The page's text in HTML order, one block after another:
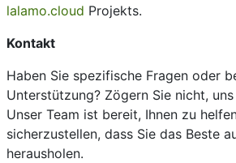
lalamo.cloud Projekts.
Kontakt
Haben Sie spezifische Fragen oder
Unterstützung? Zögern Sie nicht,
Unser Team ist bereit, Ihnen zu
sicherzustellen, dass Sie das Beste
herausholen.